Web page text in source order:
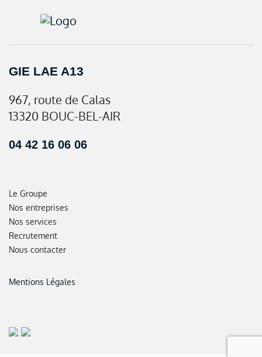
GIE LAE A13
967, route de Calas
13320 BOUC-BEL-AIR
04 42 16 06 06
Le Groupe
Nos entreprises
Nos services
Recrutement
Nous contacter
Mentions Légales